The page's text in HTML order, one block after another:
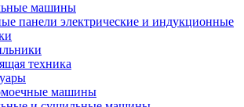
машины
панели электрические и индукционные
техника
машины